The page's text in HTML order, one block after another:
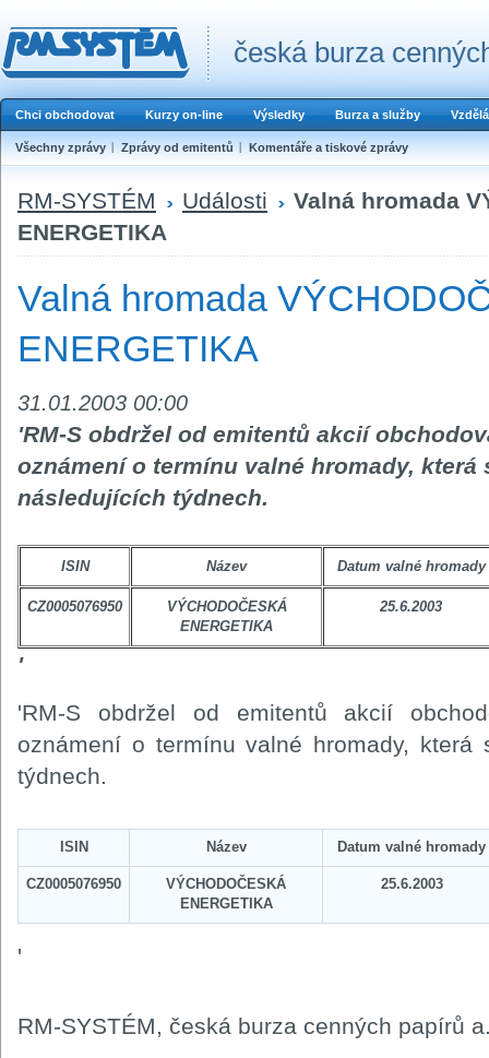
česká burza
Chci obchodovat Kurzy on-line Výsledky Burza a služby
Všechny zprávy Zprávy od emitentů Komentáře a tiskové zprávy
RM-SYSTÉM Události
Valná hromada
ENERGETIKA
Valná hromada
ENERGETIKA
31.01.2003 00:00
'RM-S obdržel od emitentů akcií
oznámení o termínu valné hromady, která
následujících týdnech.
ISIN Název Datum valné hromady
CZ0005076950
VÝCHODOČESKÁ
ENERGETIKA
25.6.2003
'
'RM-S obdržel od emitentů akcií
oznámení o termínu valné hromady,
týdnech.
ISIN Název Datum valné hromady
CZ0005076950
VÝCHODOČESKÁ
ENERGETIKA
25.6.2003
'
RM-SYSTÉM, česká burza cenných papírů